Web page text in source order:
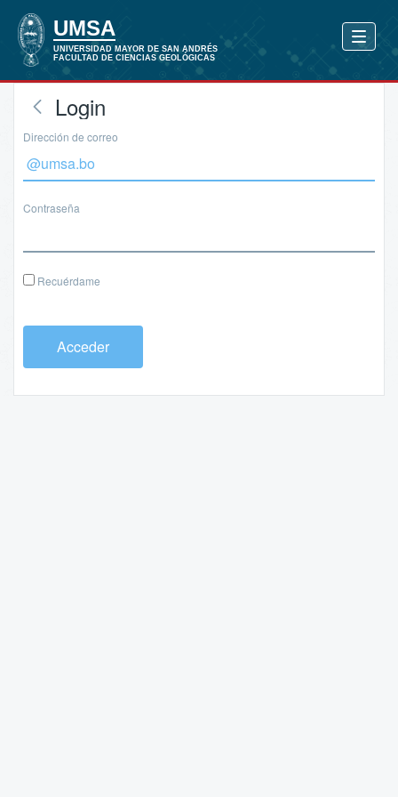
Login
Dirección de correo
Contraseña
Recuérdame
Acceder